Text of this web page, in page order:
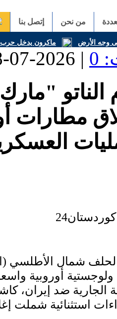
من نحن إتصل بنا
وجه الأرض ماكرون يدخل حرب
أوروبية
الجارية ضد إيران،
استثنائية شملت